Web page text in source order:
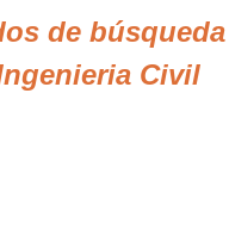
de
Civil